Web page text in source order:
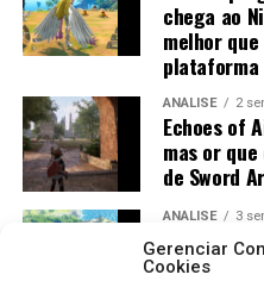
Gerenciar
Cookies
chega ao
melhor
plataforma
ANÁLISE 2
Echoes of
mas or
de Sword
ANÁLISE 3
Jogos
Maiores